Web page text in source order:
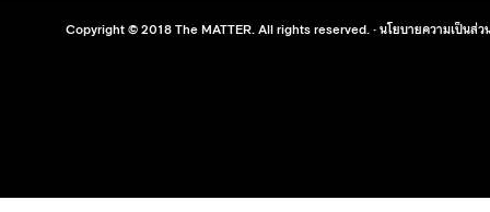
Copyright © 2018 The MATTER. All rights reserved. ·นโยบายความเป็นส่ว